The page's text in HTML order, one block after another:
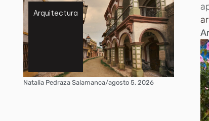
Arquitectura
Natalia Pedraza Salamanca/agosto 5, 2026